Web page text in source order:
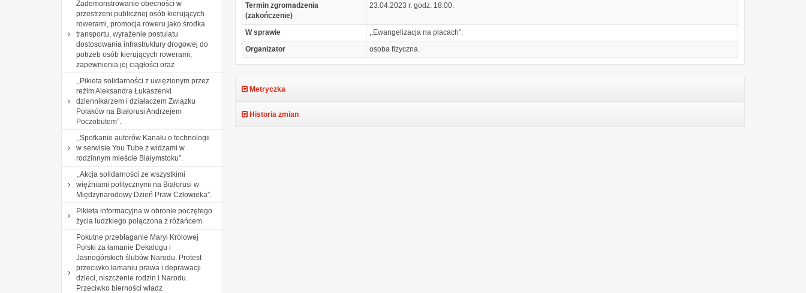
Zademonstrowanie obecności w
przestrzeni publicznej osób kierujących
rowerami, promocja roweru jako środka
transportu, wyrażenie postulatu
dostosowania infrastruktury drogowej do
potrzeb osób kierujących rowerami,
zapewnienia jej ciągłości oraz
,,Pikieta solidarności z uwięzionym przez
reżim Aleksandra Łukaszenki
dziennikarzem i działaczem Związku
Polaków na Białorusi Andrzejem
Poczobutem”.
,,Spotkanie autorów Kanału o technologii
w serwisie You Tube z widzami w
rodzinnym mieście Białymstoku”.
,,Akcja solidarności ze wszystkimi
więźniami politycznymi na Białorusi w
Międzynarodowy Dzień Praw Człowieka”.
Pikieta informacyjna w obronie poczętego
życia ludzkiego połączona z różańcem
Pokutne przebłaganie Maryi Królowej
Polski za łamanie Dekalogu i
Jasnogórskich ślubów Narodu. Protest
przeciwko łamaniu prawa i deprawacji
dzieci, niszczenie rodzin i Narodu.
Przeciwko bierności władz
Termin zgromadzenia
(zakończenie)
23.04.2023 r. godz. 18.00.
W sprawie
,,Ewangelizacja na placach".
Organizator
osoba fizyczna.
Metryczka
Historia zmian